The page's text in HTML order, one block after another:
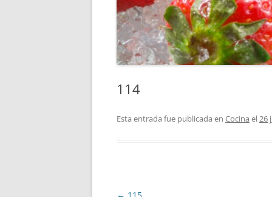
114
Esta entrada fue publicada en Cocina el26